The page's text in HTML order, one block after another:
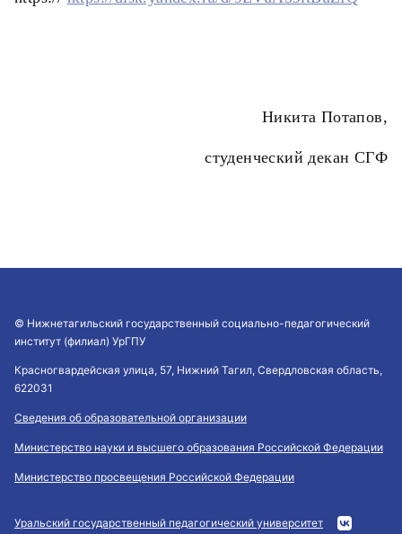
Никита Потапов,
студенческий декан СГФ
© Нижнетагильский государственный социально-педагогический
институт (филиал) УрГПУ
Красногвардейская улица, 57, Нижний Тагил, Свердловская область,
622031
Сведения об образовательной организации
Министерство науки и высшего образования Российской Федерации
Министерство просвещения Российской Федерации
Уральский государственный педагогический университет